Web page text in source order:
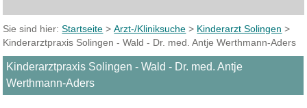
Sie sind hier:Startseite >Arzt-/Kliniksuche > Kinderarzt Solingen >
Kinderarztpraxis Solingen - Wald - Dr. med. Antje Werthmann-Aders
Kinderarztpraxis Solingen - Wald - Dr. med. Antje
Werthmann-Aders